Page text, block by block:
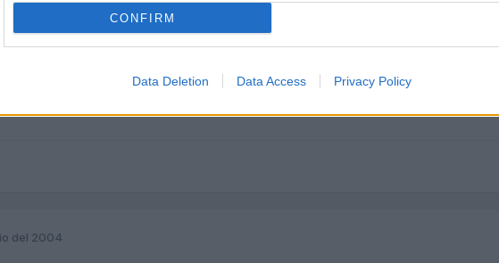
CONFIRM
Data Deletion Data Access Privacy Policy
el prefico aleman internacional y luego ese numero que es su prefijo y el numero
del 2004